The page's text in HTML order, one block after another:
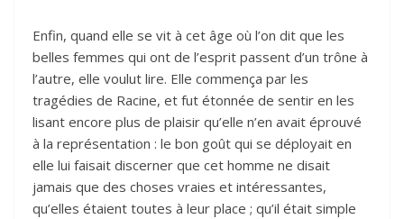
Enfin, quand elle se vit à cet âge où l’on dit que les
belles femmes qui ont de l’esprit passent d’un trône à
l’autre, elle voulut lire. Elle commença par les
tragédies de Racine, et fut étonnée de sentir en les
lisant encore plus de plaisir qu’elle n’en avait éprouvé
à la représentation : le bon goût qui se déployait en
elle lui faisait discerner que cet homme ne disait
jamais que des choses vraies et intéressantes,
qu’elles étaient toutes à leur place ; qu’il était simple